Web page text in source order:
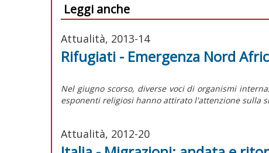
Leggi anche
Attualità, 2013-14
Rifugiati - Emergenza Nord
Nel giugno scorso, diverse voci di organismi
esponenti religiosi hanno attirato l'attenzione sulla
Attualità, 2012-20